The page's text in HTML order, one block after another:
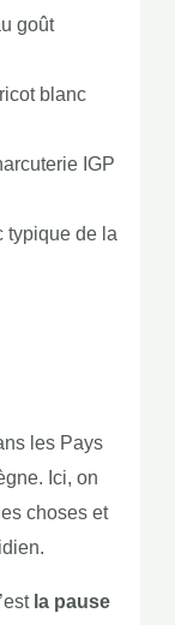
goût
blanc
IGP
typique de la
les Pays
Ici, on
choses et
la pause